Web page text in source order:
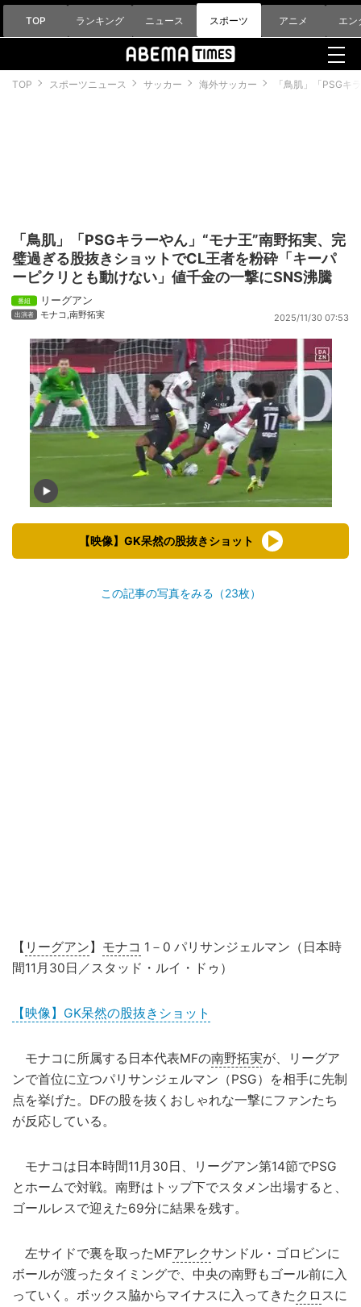
TOP ランキング ニュース スポーツ アニメ エン
TOP スポーツニュース サッカー 海外サッカー 「鳥肌」「PSGキ
「鳥肌」「PSGキラーやん」“モナ王”南野拓実、完
璧過ぎる股抜きショットでCL王者を粉砕「キーパ
ーピクリとも動けない」値千金の一撃にSNS沸騰
リーグアン
モナコ 南野拓実 2025/11/30 07:53
【映像】GK呆然の股抜きショット
この記事の写真をみる（23枚）
【 リーグアン】 モナコ 1－0 パリサンジェルマン（日本時
間11月30日／スタッド・ルイ・ドゥ）
【映像】GK呆然の股抜きショット
モナコに所属する日本代表MFの南野拓実が、リーグア
ンで首位に立つパリサンジェルマン（PSG）を相手に先制
点を挙げた。DFの股を抜くおしゃれな一撃にファンたち
が反応している。
モナコは日本時間11月30日、リーグアン第14節でPSG
とホームで対戦。南野はトップ下でスタメン出場すると、
ゴールレスで迎えた69分に結果を残す。
左サイドで裏を取ったMFアレクサンドル・ゴロビンに
ボールが渡ったタイミングで、中央の南野もゴール前に入
っていく。ボックス脇からマイナスに入ってきた クロ スに